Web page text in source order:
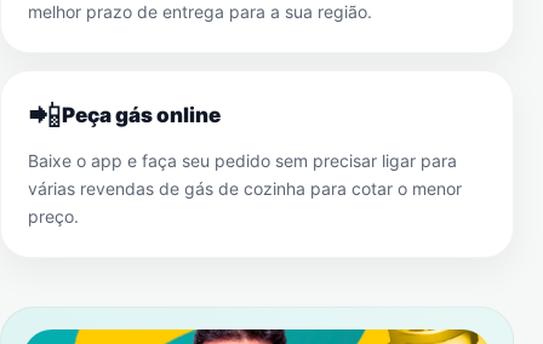
melhor prazo de entrega para a sua região.
📲Peça gás online
Baixe o app e faça seu pedido sem precisar ligar para
várias revendas de gás de cozinha para cotar o menor
preço.